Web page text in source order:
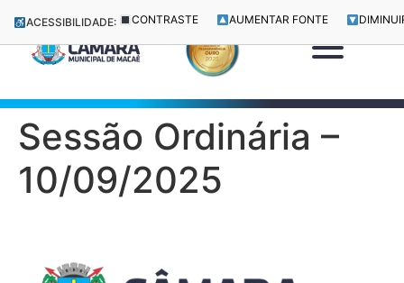
ACESSIBILIDADE: CONTRASTE AUMENTAR FONTE
Sessão Ordinária –
10/09/2025